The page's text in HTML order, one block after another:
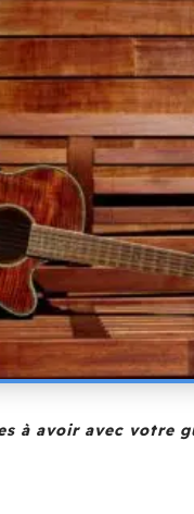
à avoir avec votre